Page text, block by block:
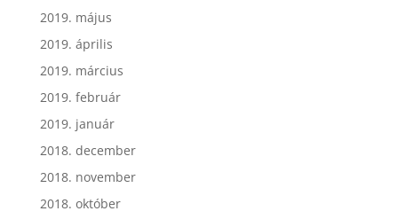
2019. május
2019. április
2019. március
2019. február
2019. január
2018. december
2018. november
2018. október